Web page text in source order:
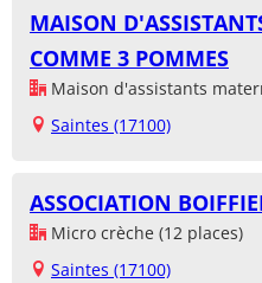
MAISON
COMME 3 POMMES
Maison d'assistants
Saintes (17100)
ASSOCIATION
Micro crèche (12 places)
Saintes (17100)